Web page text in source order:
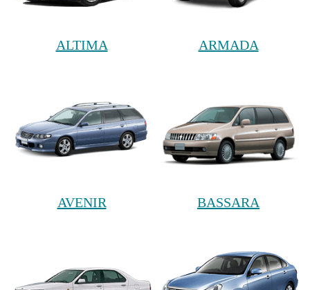
ALTIMA ARMADA
AVENIR BASSARA